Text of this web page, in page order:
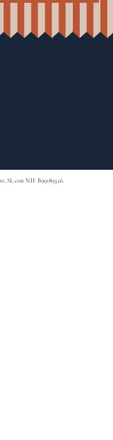
SL con NIF B99189326.